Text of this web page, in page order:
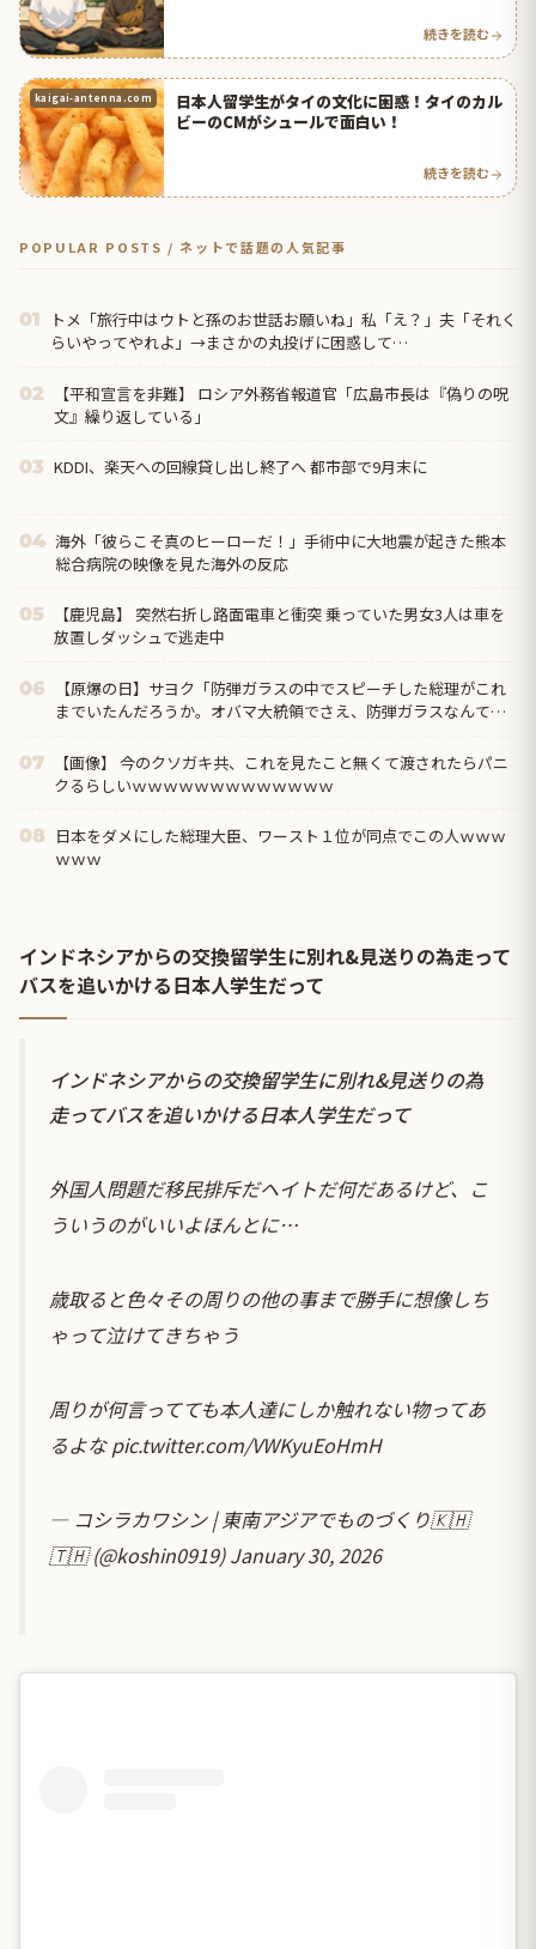
続きを読む
kaigai-antenna.com
日本人留学生がタイの文化に困惑！タイのカル
ビーのCMがシュールで面白い！
続きを読む
POPULAR POSTS / ネットで話題の人気記事
01
トメ「旅行中はウトと孫のお世話お願いね」私「え？」夫「それく
らいやってやれよ」→まさかの丸投げに困惑して…
02
【平和宣言を非難】 ロシア外務省報道官「広島市長は『偽りの呪
文』繰り返している」
03 KDDI、楽天への回線貸し出し終了へ 都市部で9月末に
04 海外「彼らこそ真のヒーローだ！」手術中に大地震が起きた熊本
総合病院の映像を見た海外の反応
05
【鹿児島】 突然右折し路面電車と衝突 乗っていた男女3人は車を
放置しダッシュで逃走中
06
【原爆の日】サヨク「防弾ガラスの中でスピーチした総理がこれ
までいたんだろうか。オバマ大統領でさえ、防弾ガラスなんてな
07
【画像】 今のクソガキ共、これを見たこと無くて渡されたらパニ
クるらしいｗｗｗｗｗｗｗｗｗｗｗｗｗ
08
日本をダメにした総理大臣、ワースト１位が同点でこの人ｗｗｗ
ｗｗｗ
インドネシアからの交換留学生に別れ&見送りの為走って
バスを追いかける日本人学生だって
インドネシアからの交換留学生に別れ&見送りの為
走ってバスを追いかける日本人学生だって
外国人問題だ移民排斥だヘイトだ何だあるけど、こ
ういうのがいいよほんとに…
歳取ると色々その周りの他の事まで勝手に想像しち
ゃって泣けてきちゃう
周りが何言ってても本人達にしか触れない物ってあ
るよなpic.twitter.com/VWKyuEoHmH
— コシラカワシン | 東南アジアでものづくり🇰🇭
🇹🇭 (@koshin0919)January 30, 2026